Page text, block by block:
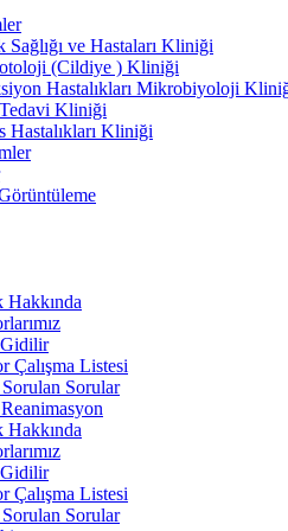
Sağlığı ve Hastaları Kliniği
(Cildiye ) Kliniği
Hastalıkları Mikrobiyoloji
Kliniği
Hastalıkları Kliniği
Gidilir
Çalışma Listesi
Sorulan Sorular
Gidilir
Çalışma Listesi
Sorulan Sorular